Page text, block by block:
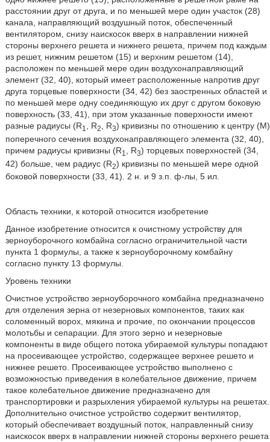
расстоянии друг от друга, и по меньшей мере один участок (28)
канала, направляющий воздушный поток, обеспеченный
вентилятором, снизу наискосок вверх в направлении нижней
стороны верхнего решета и нижнего решета, причем под каждым
из решет, нижним решетом (15) и верхним решетом (14),
расположен по меньшей мере один воздухонаправляющий
элемент (32, 40), который имеет расположенные напротив друг
друга торцевые поверхности (34, 42) без заостренных областей и
по меньшей мере одну соединяющую их друг с другом боковую
поверхность (33, 41), при этом указанные поверхности имеют
разные радиусы (R1 , R2 , R3) кривизны по отношению к центру (М)
поперечного сечения воздухонаправляющего элемента (32, 40),
причем радиусы кривизны (R1 , R3) торцевых поверхностей (34,
42) больше, чем радиус (R2) кривизны по меньшей мере одной
боковой поверхности (33, 41). 2 н. и 9 з.п. ф-лы, 5 ил.
Область техники, к которой относится изобретение
Данное изобретение относится к очистному устройству для
зерноуборочного комбайна согласно ограничительной части
пункта 1 формулы, а также к зерноуборочному комбайну
согласно пункту 13 формулы.
Уровень техники
Очистное устройство зерноуборочного комбайна предназначено
для отделения зерна от незерновых компонентов, таких как
соломенный ворох, мякина и прочие, по окончании процессов
молотьбы и сепарации. Для этого зерно и незерновые
компоненты в виде общего потока убираемой культуры попадают
на просеивающее устройство, содержащее верхнее решето и
нижнее решето. Просеивающее устройство выполнено с
возможностью приведения в колебательное движение, причем
такое колебательное движение предназначено для
транспортировки и разрыхления убираемой культуры на решетах.
Дополнительно очистное устройство содержит вентилятор,
который обеспечивает воздушный поток, направленный снизу
наискосок вверх в направлении нижней стороны верхнего решета